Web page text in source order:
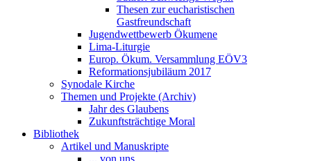
Thesen zur eucharistischen
Gastfreundschaft
Jugendwettbewerb Ökumene
Lima-Liturgie
Europ. Ökum. Versammlung EÖV3
Reformationsjubiläum 2017
Synodale Kirche
Themen und Projekte (Archiv)
Jahr des Glaubens
Zukunftsträchtige Moral
Bibliothek
Artikel und Manuskripte
... von uns